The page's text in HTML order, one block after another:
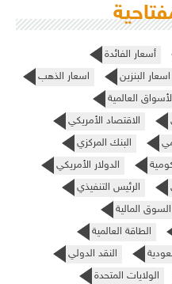
أسعار الفائدة
اسعار البنزين
اسعار الذهب
العالمية
الاقتصاد الأمريكي
البنك المركزي
الدولار الأمريكي
الرئيس التنفيذي
السوق المالية
الطاقة العالمية
النقد الدولي
الولايات المتحدة